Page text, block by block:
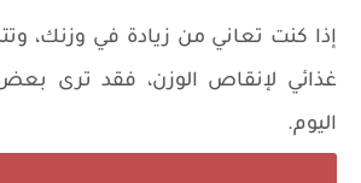
إذا كنت تعاني من زيادة في وزنك،
غذائي لإنقاص الوزن، فقد ترى بعض
اليوم.